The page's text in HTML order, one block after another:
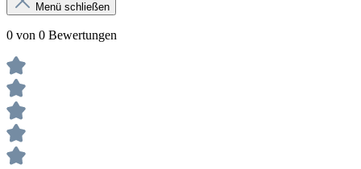
Menü schließen
0 von 0 Bewertungen